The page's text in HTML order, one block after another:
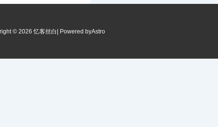
© 2026 忆客丝白 | Powered byAstro